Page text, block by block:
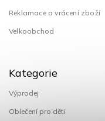
Reklamace a vrácení zboží
Velkoobchod
Kategorie
Výprodej
Oblečení pro děti